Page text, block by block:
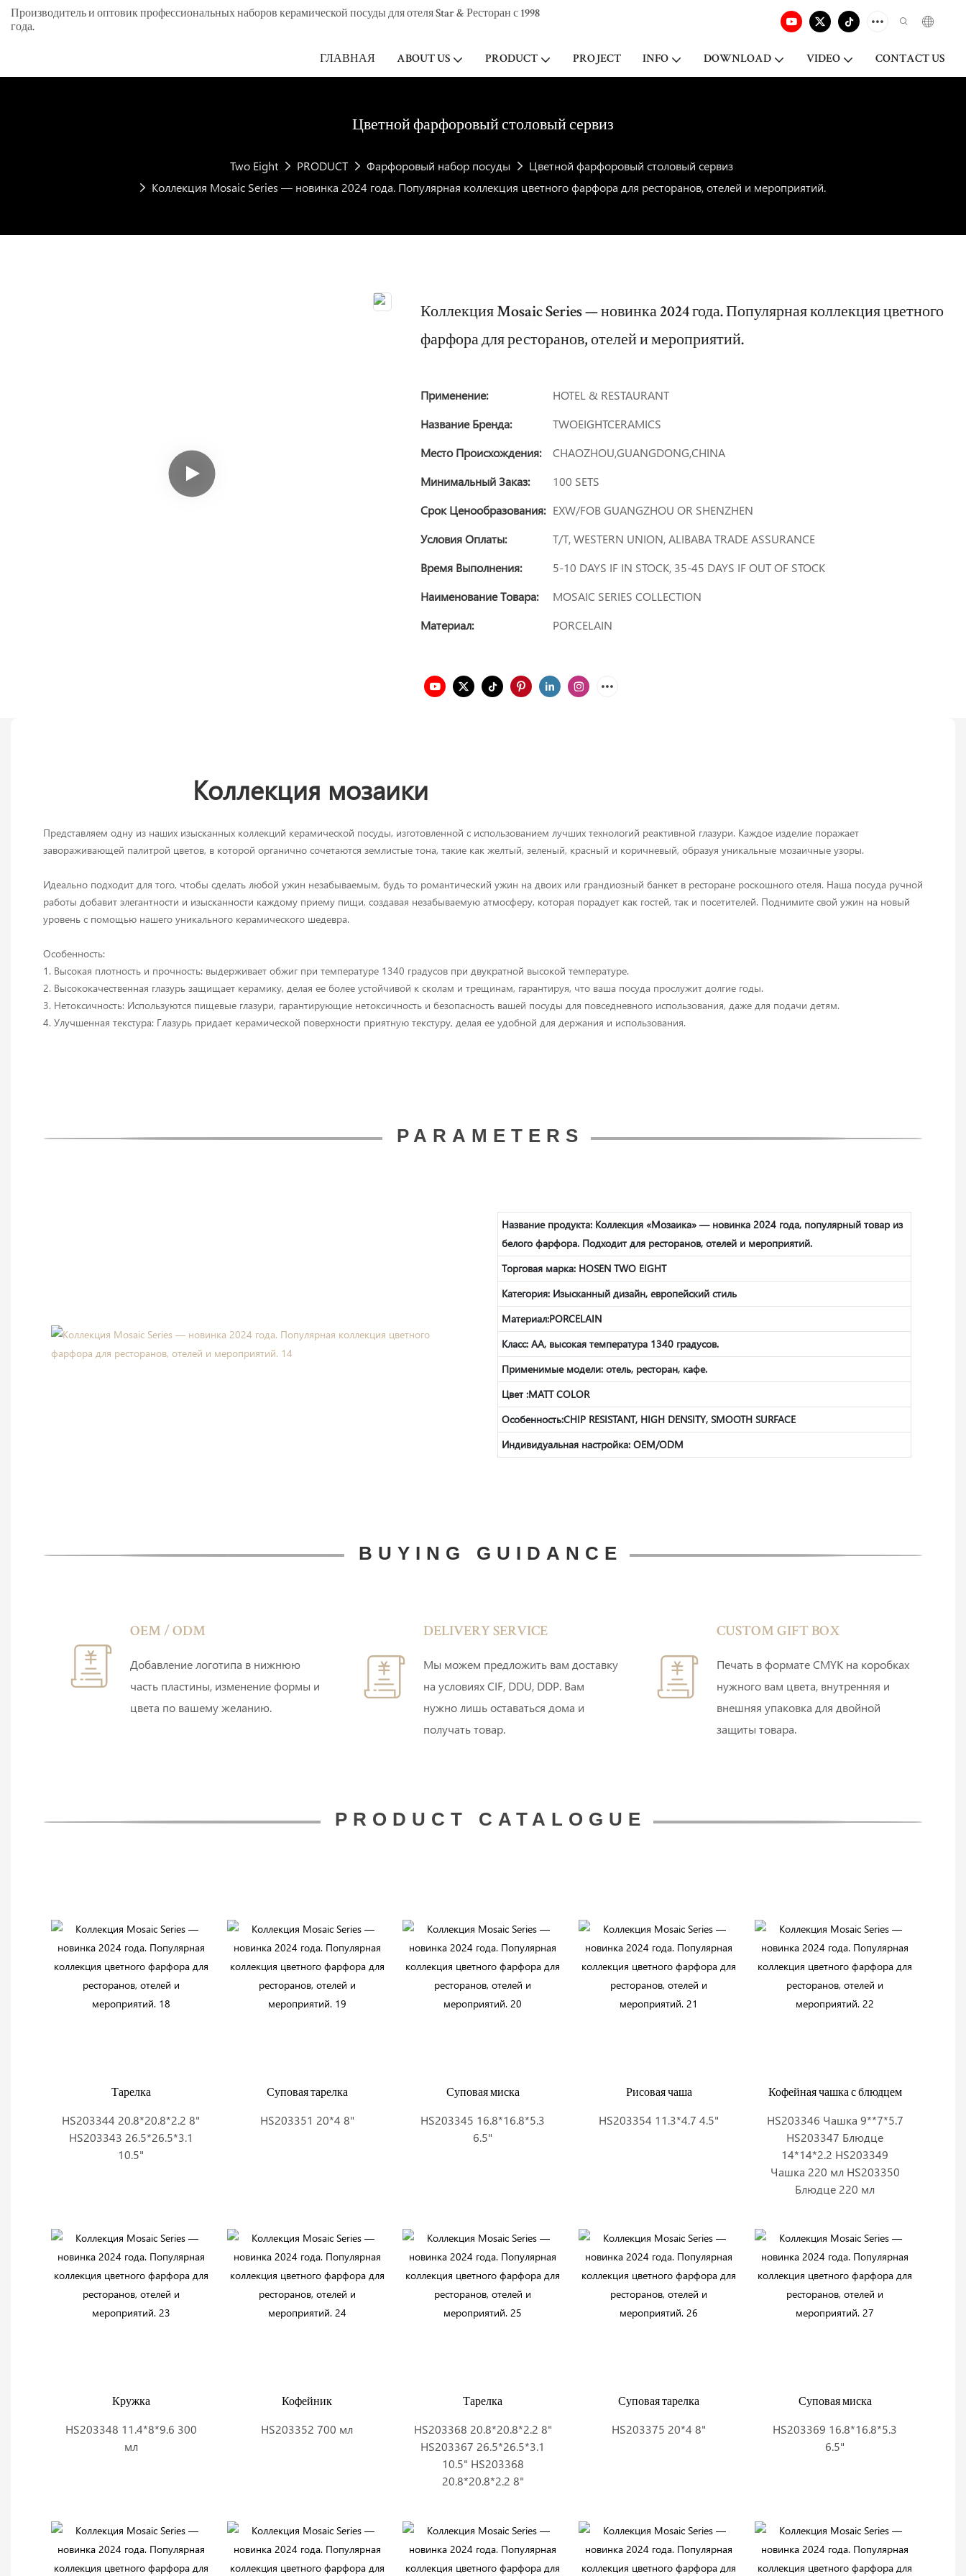
Производитель и оптовик профессиональных наборов керамической посуды для отеля Star & Ресторан с 1998
года.
ГЛАВНАЯ ABOUT US PRODUCT PROJECT INFO DOWNLOAD VIDEO CONTACT US
Цветной фарфоровый столовый сервиз
Two Eight PRODUCT Фарфоровый набор посуды
Цветной фарфоровый столовый сервиз
Коллекция Mosaic Series — новинка 2024 года. Популярная коллекция цветного фарфора для ресторанов, отелей и мероприятий.
Коллекция Mosaic Series — новинка 2024 года. Популярная коллекция цветного
фарфора для ресторанов, отелей и мероприятий.
Применение:
HOTEL & RESTAURANT
Название Бренда:
TWOEIGHTCERAMICS
Место Происхождения:
CHAOZHOU,GUANGDONG,CHINA
Минимальный Заказ:
100 SETS
Срок Ценообразования: EXW/FOB GUANGZHOU OR SHENZHEN
Условия Оплаты:
T/T, WESTERN UNION, ALIBABA TRADE ASSURANCE
Время Выполнения:
5-10 DAYS IF IN STOCK, 35-45 DAYS IF OUT OF STOCK
Наименование Товара:
MOSAIC SERIES COLLECTION
Материал:
PORCELAIN
Коллекция мозаики
Представляем одну из наших изысканных коллекций керамической посуды, изготовленной с использованием лучших технологий реактивной глазури. Каждое изделие поражает
завораживающей палитрой цветов, в которой органично сочетаются землистые тона, такие как желтый, зеленый, красный и коричневый, образуя уникальные мозаичные узоры.
Идеально подходит для того, чтобы сделать любой ужин незабываемым, будь то романтический ужин на двоих или грандиозный банкет в ресторане роскошного отеля. Наша посуда ручной
работы добавит элегантности и изысканности каждому приему пищи, создавая незабываемую атмосферу, которая порадует как гостей, так и посетителей. Поднимите свой ужин на новый
уровень с помощью нашего уникального керамического шедевра.
Особенность:
1. Высокая плотность и прочность: выдерживает обжиг при температуре 1340 градусов при двукратной высокой температуре.
2. Высококачественная глазурь защищает керамику, делая ее более устойчивой к сколам и трещинам, гарантируя, что ваша посуда прослужит долгие годы.
3. Нетоксичность: Используются пищевые глазури, гарантирующие нетоксичность и безопасность вашей посуды для повседневного использования, даже для подачи детям.
4. Улучшенная текстура: Глазурь придает керамической поверхности приятную текстуру, делая ее удобной для держания и использования.
PARAMETERS
Название продукта: Коллекция «Мозаика» — новинка 2024 года, популярный товар из
белого фарфора. Подходит для ресторанов, отелей и мероприятий.
Торговая марка: HOSEN TWO EIGHT
Категория: Изысканный дизайн, европейский стиль
Материал:PORCELAIN
Класс: AA, высокая температура 1340 градусов.
Применимые модели: отель, ресторан, кафе.
Цвет :MATT COLOR
Особенность:CHIP RESISTANT, HIGH DENSITY, SMOOTH SURFACE
Индивидуальная настройка: OEM/ODM
BUYING GUIDANCE
OEM / ODM
Добавление логотипа в нижнюю
часть пластины, изменение формы и
цвета по вашему желанию.
DELIVERY SERVICE
Мы можем предложить вам доставку
на условиях CIF, DDU, DDP. Вам
нужно лишь оставаться дома и
получать товар.
CUSTOM GIFT BOX
Печать в формате CMYK на коробках
нужного вам цвета, внутренняя и
внешняя упаковка для двойной
защиты товара.
PRODUCT CATALOGUE
Тарелка
HS203344 20.8*20.8*2.2 8"
HS203343 26.5*26.5*3.1
10.5"
Суповая тарелка
HS203351 20*4 8"
Суповая миска
HS203345 16.8*16.8*5.3
6.5"
Рисовая чаша
HS203354 11.3*4.7 4.5"
Кофейная чашка с блюдцем
HS203346 Чашка 9**7*5.7
HS203347 Блюдце
14*14*2.2 HS203349
Чашка 220 мл HS203350
Блюдце 220 мл
Кружка
HS203348 11.4*8*9.6 300
мл
Кофейник
HS203352 700 мл
Тарелка
HS203368 20.8*20.8*2.2 8"
HS203367 26.5*26.5*3.1
10.5" HS203368
20.8*20.8*2.2 8"
Суповая тарелка
HS203375 20*4 8"
Суповая миска
HS203369 16.8*16.8*5.3
6.5"